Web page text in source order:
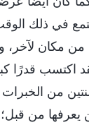
في ذلك
من مكان لآخر،
اكتسب قدرًا
من الخبرات
يعرفها من